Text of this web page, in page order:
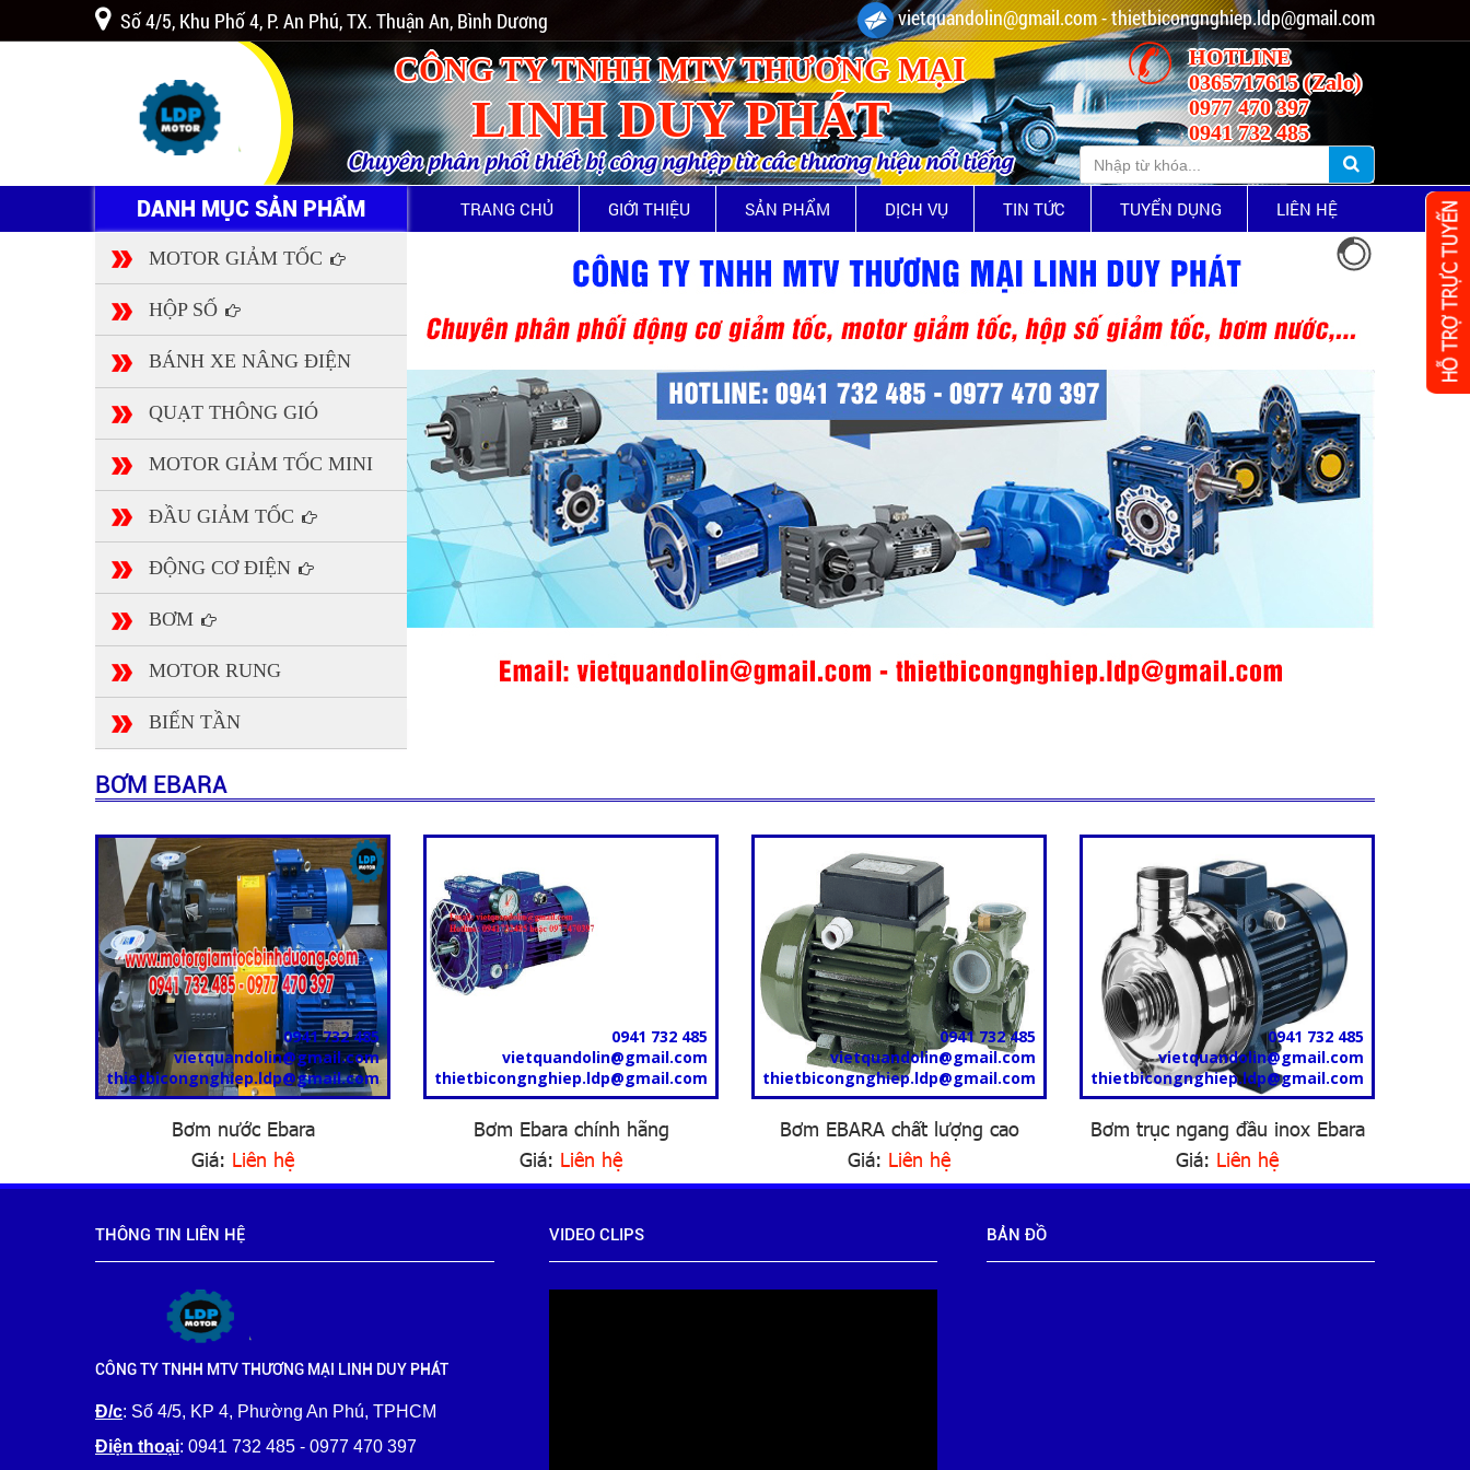
Số 4/5, Khu Phố 4, P. An Phú, TX. Thuận An, Bình Dương vietquandolin@gmail.com - thietbicongnghiep.ldp@gmail.com
CÔNG TY TNHH MTV THƯƠNG MẠI
LINH DUY PHÁT
Chuyên phân phối thiết bị công nghiệp từ các thương hiệu nổi tiếng
HOTLINE
0365717615 (Zalo)
0977 470 397
0941 732 485
DANH MỤC SẢN PHẨM TRANG CHỦ GIỚI THIỆU SẢN PHẨM DỊCH VỤ TIN TỨC TUYỂN DỤNG LIÊN HỆ
MOTOR GIẢM TỐC
HỘP SỐ
BÁNH XE NÂNG ĐIỆN
QUẠT THÔNG GIÓ
MOTOR GIẢM TỐC MINI
ĐẦU GIẢM TỐC
ĐỘNG CƠ ĐIỆN
BƠM
MOTOR RUNG
BIẾN TẦN
BƠM EBARA
0941 732 485
vietquandolin@gmail.com
thietbicongnghiep.ldp@gmail.com
Bơm nước Ebara
Giá: Liên hệ
0941 732 485
vietquandolin@gmail.com
thietbicongnghiep.ldp@gmail.com
Bơm Ebara chính hãng
Giá: Liên hệ
0941 732 485
vietquandolin@gmail.com
thietbicongnghiep.ldp@gmail.com
Bơm EBARA chất lượng cao
Giá: Liên hệ
0941 732 485
vietquandolin@gmail.com
thietbicongnghiep.ldp@gmail.com
Bơm trục ngang đầu inox Ebara
Giá: Liên hệ
THÔNG TIN LIÊN HỆ
CÔNG TY TNHH MTV THƯƠNG MẠI LINH DUY PHÁT
Đ/c: Số 4/5, KP 4, Phường An Phú, TPHCM
Điện thoại: 0941 732 485 - 0977 470 397
VIDEO CLIPS BẢN ĐỒ